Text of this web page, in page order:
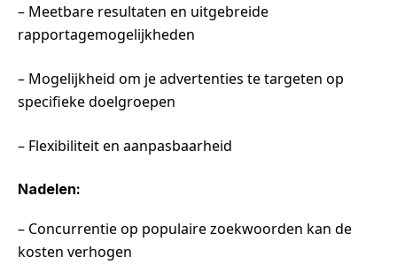
– Meetbare resultaten en uitgebreide
rapportagemogelijkheden
– Mogelijkheid om je advertenties te targeten op
specifieke doelgroepen
– Flexibiliteit en aanpasbaarheid
Nadelen:
– Concurrentie op populaire zoekwoorden kan de
kosten verhogen